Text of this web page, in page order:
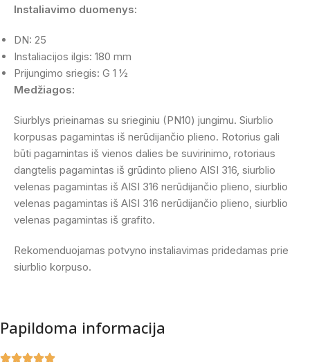
Instaliavimo duomenys:
DN: 25
Instaliacijos ilgis: 180 mm
Prijungimo sriegis: G 1 ½
Medžiagos:
Siurblys prieinamas su srieginiu (PN10) jungimu. Siurblio
korpusas pagamintas iš nerūdijančio plieno. Rotorius gali
būti pagamintas iš vienos dalies be suvirinimo, rotoriaus
dangtelis pagamintas iš grūdinto plieno AISI 316, siurblio
velenas pagamintas iš AISI 316 nerūdijančio plieno, siurblio
velenas pagamintas iš AISI 316 nerūdijančio plieno, siurblio
velenas pagamintas iš grafito.
Rekomenduojamas potvyno instaliavimas pridedamas prie
siurblio korpuso.
Papildoma informacija